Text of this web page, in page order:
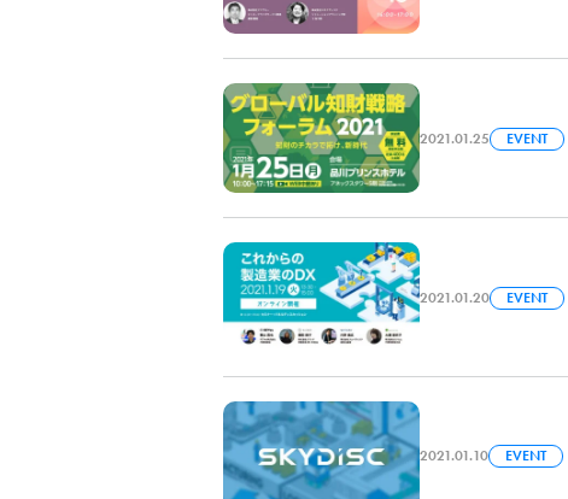
2021.01.25 EVENT
2021.01.20 EVENT
2021.01.10 EVENT